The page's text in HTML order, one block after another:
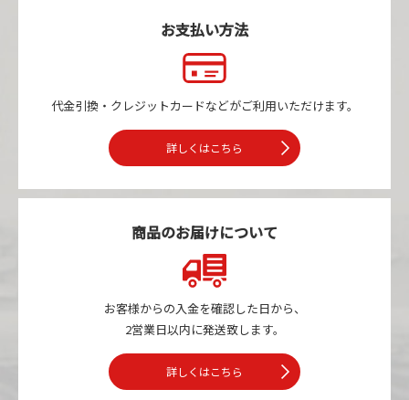
お支払い方法
代金引換・クレジットカードなどがご利用いただけます。
詳しくはこちら
商品のお届けについて
お客様からの入金を確認した日から、
2営業日以内に発送致します。
詳しくはこちら